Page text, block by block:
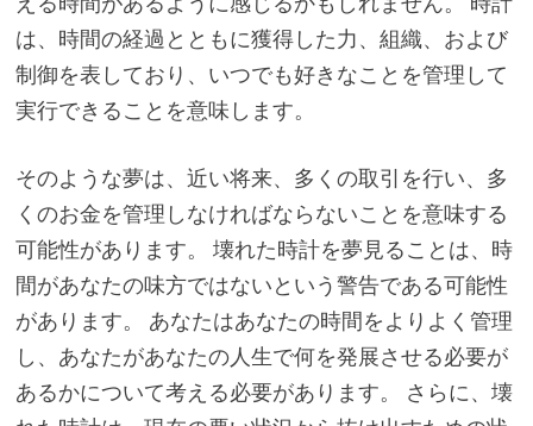
は、時間の経過とともに獲得した力、組織、および
制御を表しており、いつでも好きなことを管理して
実行できることを意味します。
そのような夢は、近い将来、多くの取引を行い、多
くのお金を管理しなければならないことを意味する
可能性があります。 壊れた時計を夢見ることは、時
間があなたの味方ではないという警告である可能性
があります。 あなたはあなたの時間をよりよく管理
し、あなたがあなたの人生で何を発展させる必要が
あるかについて考える必要があります。 さらに、壊